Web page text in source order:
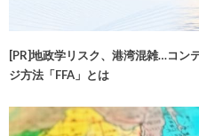
[PR]地政学リスク、港湾混雑…コン
ジ方法「FFA」とは